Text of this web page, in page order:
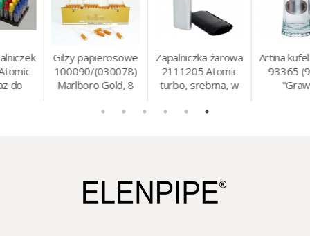
Gilzy papierosowe
100090/(030078)
Marlboro Gold, 8
mm, 200 szt./op.
Zapalniczka żarowa
2111205 Atomic
turbo, srebrna, w
Artina kufel do
93365 (93314)
"Grawer"
szklo/cyna, 425